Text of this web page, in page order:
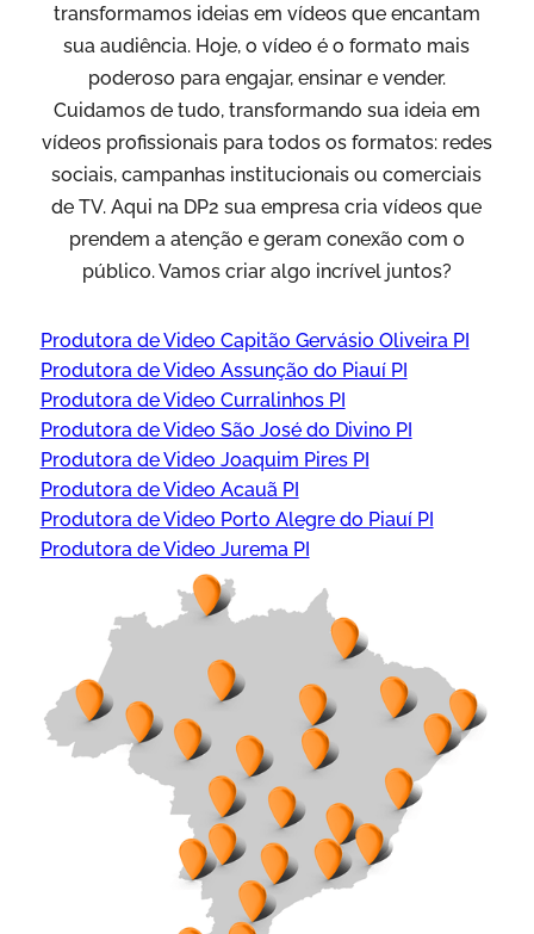
transformamos ideias em vídeos que encantam
sua audiência. Hoje, o vídeo é o formato mais
poderoso para engajar, ensinar e vender.
Cuidamos de tudo, transformando sua ideia em
vídeos profissionais para todos os formatos: redes
sociais, campanhas institucionais ou comerciais
de TV. Aqui na DP2 sua empresa cria vídeos que
prendem a atenção e geram conexão com o
público. Vamos criar algo incrível juntos?
Produtora de Video Capitão Gervásio Oliveira PI
Produtora de Video Assunção do Piauí PI
Produtora de Video Curralinhos PI
Produtora de Video São José do Divino PI
Produtora de Video Joaquim Pires PI
Produtora de Video Acauã PI
Produtora de Video Porto Alegre do Piauí PI
Produtora de Video Jurema PI